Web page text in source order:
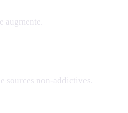
augmente.
sources non-addictives.